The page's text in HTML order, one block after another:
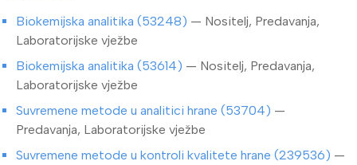
Biokemijska analitika (53248) — Nositelj, Predavanja,
Laboratorijske vježbe
Biokemijska analitika (53614) — Nositelj, Predavanja,
Laboratorijske vježbe
Suvremene metode u analitici hrane (53704) —
Predavanja, Laboratorijske vježbe
Suvremene metode u kontroli kvalitete hrane (239536) —